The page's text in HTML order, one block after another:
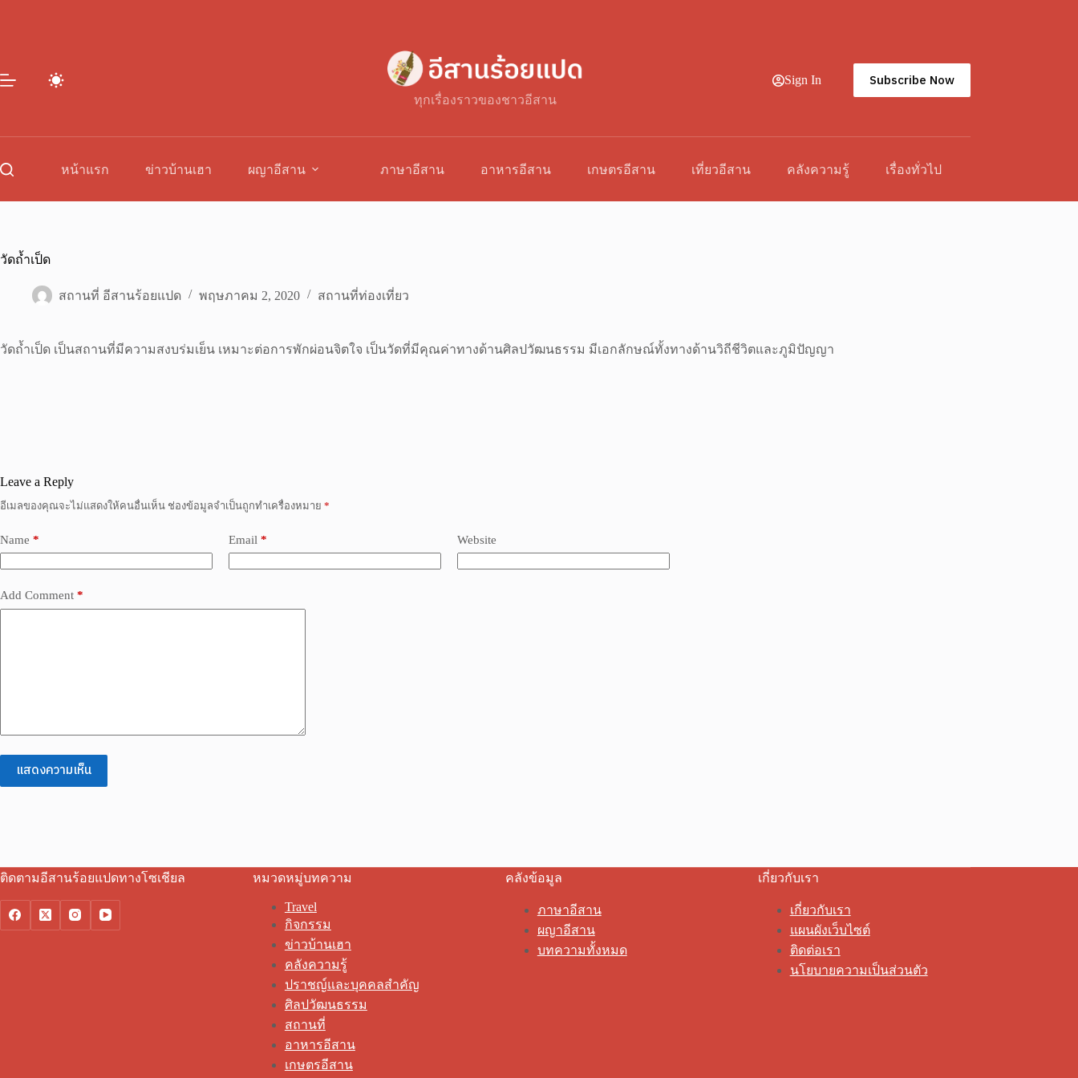
ทุกเรื่องราวของชาวอีสาน
Sign In Subscribe Now
หน้าแรก ข่าวบ้านเฮา ผญาอีสาน ภาษาอีสาน อาหารอีสาน เกษตรอีสาน เที่ยวอีสาน คลังความรู้ เรื่องทั่วไป
วัดถ้ำเป็ด
สถานที่ อีสานร้อยแปด พฤษภาคม 2, 2020 สถานที่ท่องเที่ยว
วัดถ้ำเป็ด เป็นสถานที่มีความสงบร่มเย็น เหมาะต่อการพักผ่อนจิตใจ เป็นวัดที่มีคุณค่าทางด้านศิลปวัฒนธรรม มีเอกลักษณ์ทั้งทางด้านวิถีชีวิตและภูมิปัญญา
Leave a Reply
อีเมลของคุณจะไม่แสดงให้คนอื่นเห็น ช่องข้อมูลจำเป็นถูกทำเครื่องหมาย *
Name * Email * Website
Add Comment *
แสดงความเห็น
ติดตามอีสานร้อยแปดทางโซเชียล หมวดหมู่บทความ
Travel
กิจกรรม
ข่าวบ้านเฮา
คลังความรู้
ปราชญ์และบุคคลสำคัญ
ศิลปวัฒนธรรม
สถานที่
อาหารอีสาน
เกษตรอีสาน
คลังข้อมูล
ภาษาอีสาน
ผญาอีสาน
บทความทั้งหมด
เกี่ยวกับเรา
เกี่ยวกับเรา
แผนผังเว็บไซต์
ติดต่อเรา
นโยบายความเป็นส่วนตัว